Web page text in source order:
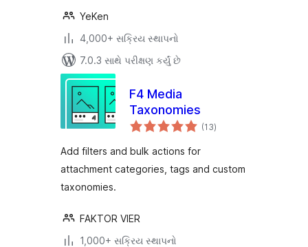
YeKen
4,000+ સક્રિય સ્થાપનો
7.0.3 સાથે પરીક્ષણ કર્યું છે
F4 Media
Taxonomies
(13કુલ
રેટિંગ્સ
)
Add filters and bulk actions for
attachment categories, tags and custom
taxonomies.
FAKTOR VIER
1,000+ સક્રિય સ્થાપનો